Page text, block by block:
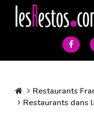
Restaurants
Restaurants dans